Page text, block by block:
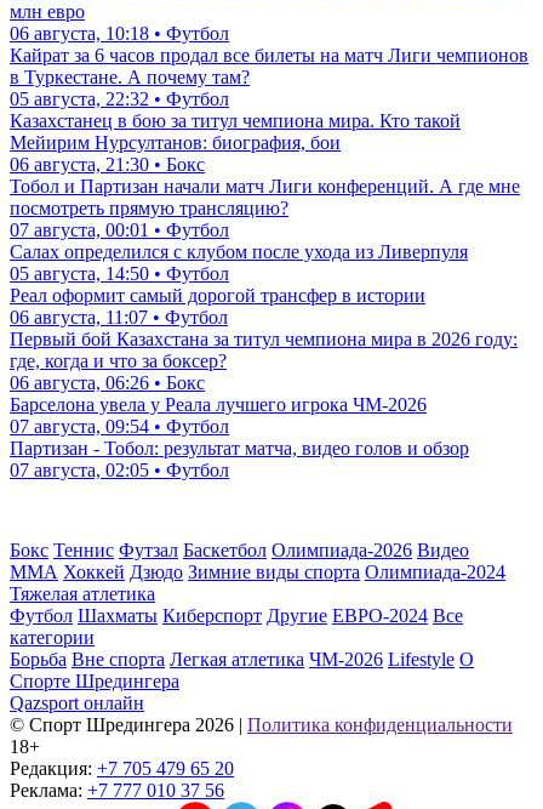
млн евро
06 августа, 10:18 • Футбол
Кайрат за 6 часов продал все билеты на матч Лиги чемпионов
в Туркестане. А почему там?
05 августа, 22:32 • Футбол
Казахстанец в бою за титул чемпиона мира. Кто такой
Мейирим Нурсултанов: биография, бои
06 августа, 21:30 • Бокс
Тобол и Партизан начали матч Лиги конференций. А где мне
посмотреть прямую трансляцию?
07 августа, 00:01 • Футбол
Салах определился с клубом после ухода из Ливерпуля
05 августа, 14:50 • Футбол
Реал оформит самый дорогой трансфер в истории
06 августа, 11:07 • Футбол
Первый бой Казахстана за титул чемпиона мира в 2026 году:
где, когда и что за боксер?
06 августа, 06:26 • Бокс
Барселона увела у Реала лучшего игрока ЧМ-2026
07 августа, 09:54 • Футбол
Партизан - Тобол: результат матча, видео голов и обзор
07 августа, 02:05 • Футбол
Бокс Теннис Футзал Баскетбол Олимпиада-2026 Видео
ММА Хоккей Дзюдо Зимние виды спорта Олимпиада-2024
Тяжелая атлетика
Футбол Шахматы Киберспорт Другие ЕВРО-2024 Все
категории
Борьба Вне спорта Легкая атлетика ЧМ-2026 Lifestyle О
Спорте Шредингера
Qazsport онлайн
© Cпорт Шредингера 2026 | Политика конфиденциальности
18+
Редакция: +7 705 479 65 20
Реклама: +7 777 010 37 56